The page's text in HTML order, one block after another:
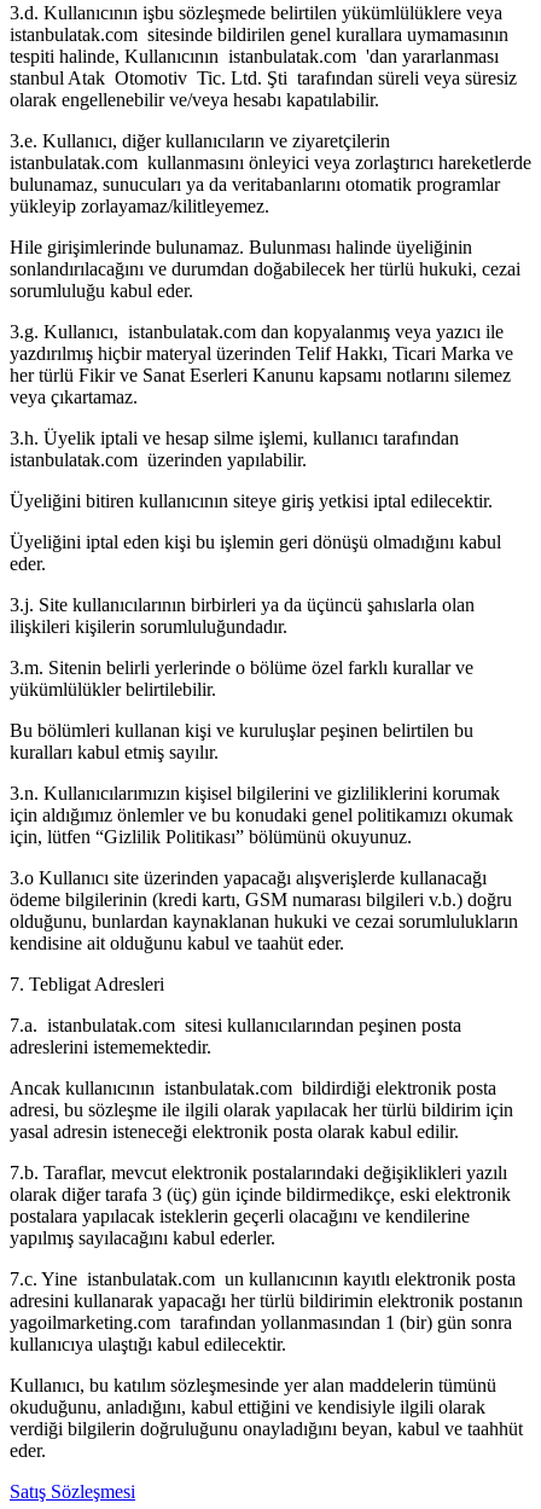
3.d. Kullanıcının işbu sözleşmede belirtilen yükümlülüklere veya
istanbulatak.com sitesinde bildirilen genel kurallara uymamasının
tespiti halinde, Kullanıcının istanbulatak.com 'dan yararlanması
stanbul Atak Otomotiv Tic. Ltd. Şti tarafından süreli veya süresiz
olarak engellenebilir ve/veya hesabı kapatılabilir.
3.e. Kullanıcı, diğer kullanıcıların ve ziyaretçilerin
istanbulatak.com kullanmasını önleyici veya zorlaştırıcı hareketlerde
bulunamaz, sunucuları ya da veritabanlarını otomatik programlar
yükleyip zorlayamaz/kilitleyemez.
Hile girişimlerinde bulunamaz. Bulunması halinde üyeliğinin
sonlandırılacağını ve durumdan doğabilecek her türlü hukuki, cezai
sorumluluğu kabul eder.
3.g. Kullanıcı, istanbulatak.com dan kopyalanmış veya yazıcı ile
yazdırılmış hiçbir materyal üzerinden Telif Hakkı, Ticari Marka ve
her türlü Fikir ve Sanat Eserleri Kanunu kapsamı notlarını silemez
veya çıkartamaz.
3.h. Üyelik iptali ve hesap silme işlemi, kullanıcı tarafından
istanbulatak.com üzerinden yapılabilir.
Üyeliğini bitiren kullanıcının siteye giriş yetkisi iptal edilecektir.
Üyeliğini iptal eden kişi bu işlemin geri dönüşü olmadığını kabul
eder.
3.j. Site kullanıcılarının birbirleri ya da üçüncü şahıslarla olan
ilişkileri kişilerin sorumluluğundadır.
3.m. Sitenin belirli yerlerinde o bölüme özel farklı kurallar ve
yükümlülükler belirtilebilir.
Bu bölümleri kullanan kişi ve kuruluşlar peşinen belirtilen bu
kuralları kabul etmiş sayılır.
3.n. Kullanıcılarımızın kişisel bilgilerini ve gizliliklerini korumak
için aldığımız önlemler ve bu konudaki genel politikamızı okumak
için, lütfen “Gizlilik Politikası” bölümünü okuyunuz.
3.o Kullanıcı site üzerinden yapacağı alışverişlerde kullanacağı
ödeme bilgilerinin (kredi kartı, GSM numarası bilgileri v.b.) doğru
olduğunu, bunlardan kaynaklanan hukuki ve cezai sorumlulukların
kendisine ait olduğunu kabul ve taahüt eder.
7. Tebligat Adresleri
7.a. istanbulatak.com sitesi kullanıcılarından peşinen posta
adreslerini istememektedir.
Ancak kullanıcının istanbulatak.com bildirdiği elektronik posta
adresi, bu sözleşme ile ilgili olarak yapılacak her türlü bildirim için
yasal adresin isteneceği elektronik posta olarak kabul edilir.
7.b. Taraflar, mevcut elektronik postalarındaki değişiklikleri yazılı
olarak diğer tarafa 3 (üç) gün içinde bildirmedikçe, eski elektronik
postalara yapılacak isteklerin geçerli olacağını ve kendilerine
yapılmış sayılacağını kabul ederler.
7.c. Yine istanbulatak.com un kullanıcının kayıtlı elektronik posta
adresini kullanarak yapacağı her türlü bildirimin elektronik postanın
yagoilmarketing.com tarafından yollanmasından 1 (bir) gün sonra
kullanıcıya ulaştığı kabul edilecektir.
Kullanıcı, bu katılım sözleşmesinde yer alan maddelerin tümünü
okuduğunu, anladığını, kabul ettiğini ve kendisiyle ilgili olarak
verdiği bilgilerin doğruluğunu onayladığını beyan, kabul ve taahhüt
eder.
Satış Sözleşmesi